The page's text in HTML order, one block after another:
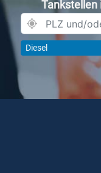
Tankstellen
Diesel